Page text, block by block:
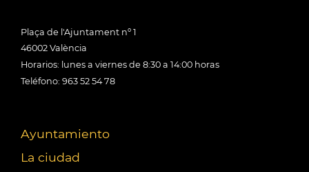
Plaça de l'Ajuntament nº 1
46002 València
Horarios: lunes a viernes de 8:30 a 14:00 horas
Teléfono: 963 52 54 78
Ayuntamiento
La ciudad